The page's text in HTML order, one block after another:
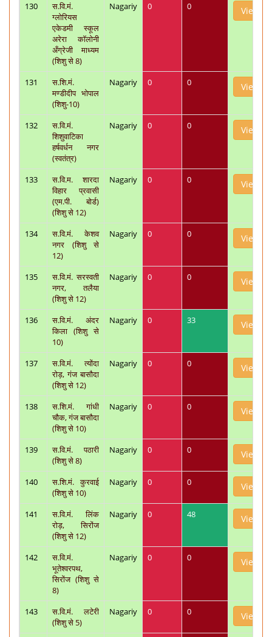
130
स.वि.मं.
ग्लोरियस
एकेडमी स्कूल
अरेरा कॉलोनी
अँग्रेजी माध्यम
(शिशु से 8)
Nagariy 0 0 View
131
स.शि.मं.
मण्डीदीप भोपाल
(शिशु-10)
Nagariy 0 0 View
132
स.वि.मं.
शिशुवाटिका
हर्षवर्धन नगर
(स्वतंत्र)
Nagariy 0 0 View
133
स.वि.म. शारदा
विहार प्रवासी
(एम.पी. बोर्ड)
(शिशु से 12)
Nagariy 0 0 View
134
स.वि.मं. केशव
नगर (शिशु से
12)
Nagariy 0 0 View
135
स.वि.मं. सरस्वती
नगर, तलैया
(शिशु से 12)
Nagariy 0 0 View
136
स.वि.मं. अंदर
किला (शिशु से
10)
Nagariy 0 33 View
137
स.वि.मं. त्योंदा
रोड़, गंज बासौदा
(शिशु से 12)
Nagariy 0 0 View
138
स.शि.मं. गांधी
चौक, गंज बासौदा
(शिशु से 10)
Nagariy 0 0 View
139
स.वि.मं. पठारी
(शिशु से 8)
Nagariy 0 0 View
140
स.शि.मं. कुरवाई
(शिशु से 10)
Nagariy 0 0 View
141
स.वि.मं. लिंक
रोड़, सिरोंज
(शिशु से 12)
Nagariy 0 48 View
142
स.वि.मं.
भूतेश्वरपथ,
सिरोंज (शिशु से
8)
Nagariy 0 0 View
143
स.वि.मं. लटेरी
(शिशु से 5)
Nagariy 0 0 View